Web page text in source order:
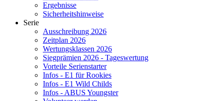
Ergebnisse
Sicherheitshinweise
Serie
Ausschreibung 2026
Zeitplan 2026
Wertungsklassen 2026
Siegprämien 2026 - Tageswertung
Vorteile Serienstarter
Infos - E1 für Rookies
Infos - E1 Wild Childs
Infos - ABUS Youngster